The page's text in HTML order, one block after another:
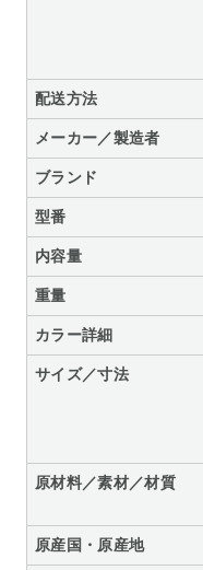
配送方法
メーカー／製造者
ブランド
型番
内容量
重量
カラー詳細
サイズ／寸法
原材料／素材／材質
原産国・原産地